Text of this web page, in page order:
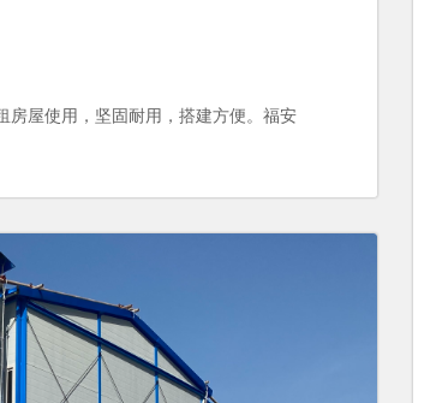
房屋使用，坚固耐用，搭建方便。福安